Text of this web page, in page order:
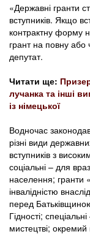
«Державні гранти
вступників. Якщо
контрактну форму
грант на повну або
депутат.
Читати ще:
лучанка та інші
із німецької
Водночас
різні види
вступників з
соціальні – для
населення; гранти
інвалідністю
перед
Гідності;
мистецтві; окремий